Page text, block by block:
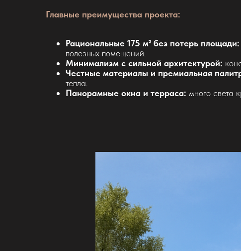
Главные преимущества проекта:
Рациональные 175 м² без потерь площади:
полезных помещений.
Минимализм с сильной архитектурой:
Честные материалы и премиальная
тепла.
Панорамные окна и терраса: много света